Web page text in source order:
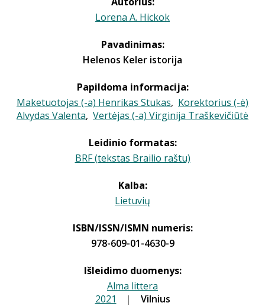
Lorena A. Hickok
Pavadinimas:
Helenos Keler istorija
Papildoma informacija:
Maketuotojas (-a) Henrikas Stukas, Korektorius (-ė)
Alvydas Valenta, Vertėjas (-a) Virginija Traškevičiūtė
Leidinio formatas:
BRF (tekstas Brailio raštu)
Kalba:
Lietuvių
ISBN/ISSN/ISMN numeris:
978-609-01-4630-9
Išleidimo duomenys:
Alma littera
2021 | Vilnius